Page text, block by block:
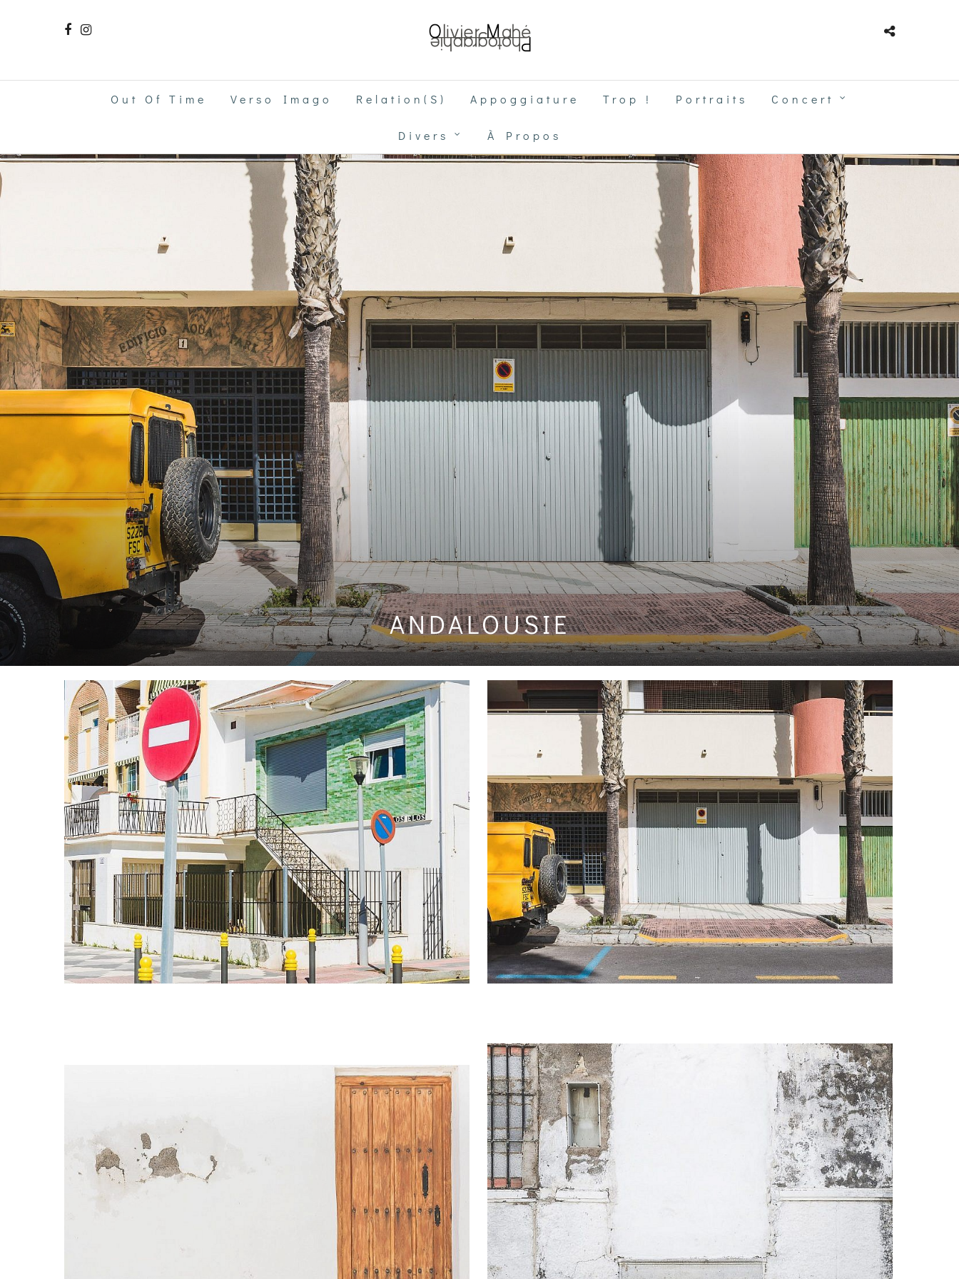
Out Of Time Verso Imago Relation(s) Appoggiature Trop ! Portraits Concert
Divers À Propos
ANDALOUSIE